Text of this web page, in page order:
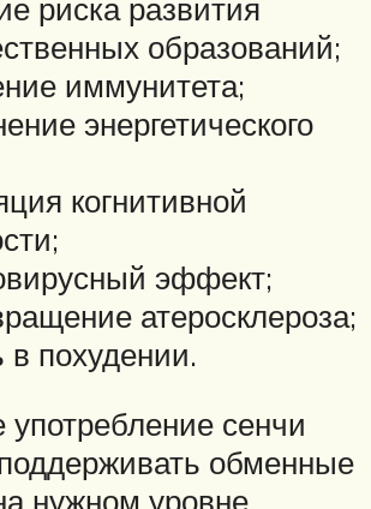
риска развития
образований;
иммунитета;
энергетического
когнитивной
эффект;
атеросклероза;
похудении.
употребление сенчи
обменные
нужном уровне.